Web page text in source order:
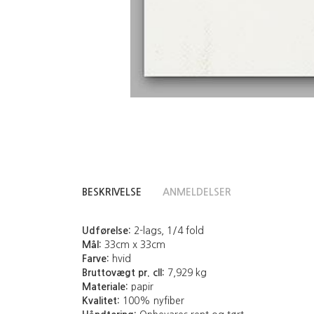
BESKRIVELSE ANMELDELSER
Udførelse: 2-lags, 1/4 fold
Mål: 33cm x 33cm
Farve: hvid
Bruttovægt pr. cll: 7,929 kg
Materiale: papir
Kvalitet: 100% nyfiber